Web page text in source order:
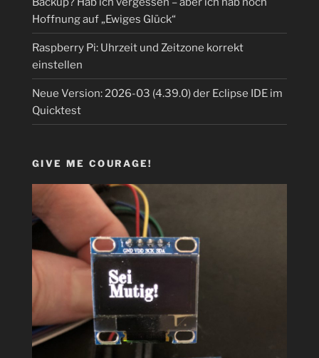
Hoffnung auf „Ewiges Glück“
Raspberry Pi: Uhrzeit und Zeitzone korrekt
einstellen
Neue Version: 2026-03 (4.39.0) der Eclipse IDE im
Quicktest
GIVE ME COURAGE!